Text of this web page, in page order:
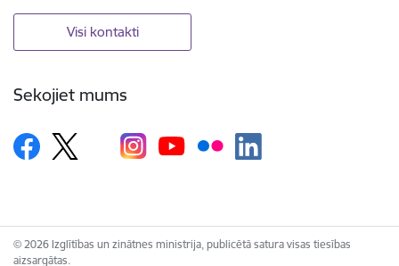
Visi kontakti
Sekojiet mums
© 2026 Izglītības un zinātnes ministrija, publicētā satura visas tiesības
aizsargātas.